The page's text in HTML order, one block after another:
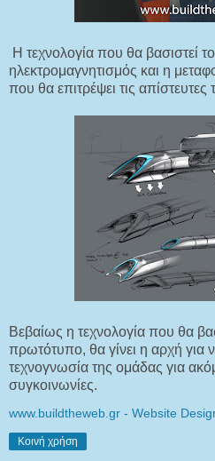
Η τεχνολογία που θα βασιστεί
ηλεκτρομαγνητισμός και η
που θα επιτρέψει τις απίστευτες
Βεβαίως η τεχνολογία που θα
πρωτότυπο, θα γίνει η αρχή για
τεχνογνωσία της ομάδας για
συγκοινωνίες.
www.buildtheweb.gr - Website
Κοινή χρήση